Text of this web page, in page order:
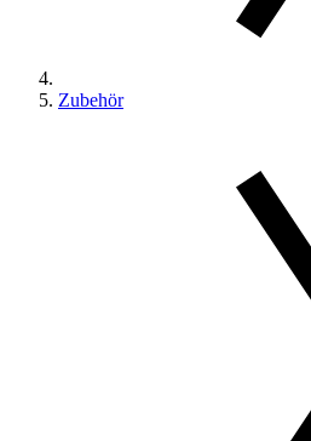
Zubehör